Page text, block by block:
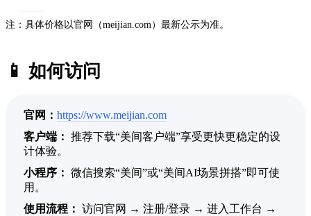
注：具体价格以官网（meijian.com）最新公示为准。
📱 如何访问
官网： https://www.meijian.com
客户端： 推荐下载“美间客户端”享受更快更稳定的设
计体验。
小程序： 微信搜索“美间”或“美间AI场景拼搭”即可使
用。
使用流程： 访问官网 → 注册/登录 → 进入工作台 →